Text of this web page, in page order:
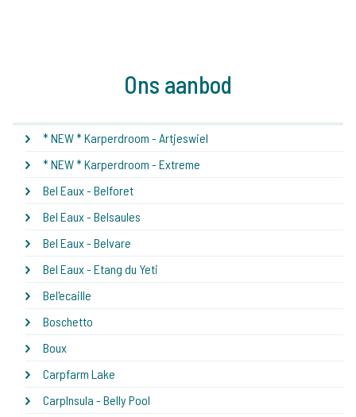
Ons aanbod
* NEW * Karperdroom - Artjeswiel
* NEW * Karperdroom - Extreme
Bel Eaux - Belforet
Bel Eaux - Belsaules
Bel Eaux - Belvare
Bel Eaux - Etang du Yeti
Bel'ecaille
Boschetto
Boux
Carpfarm Lake
CarpInsula - Belly Pool